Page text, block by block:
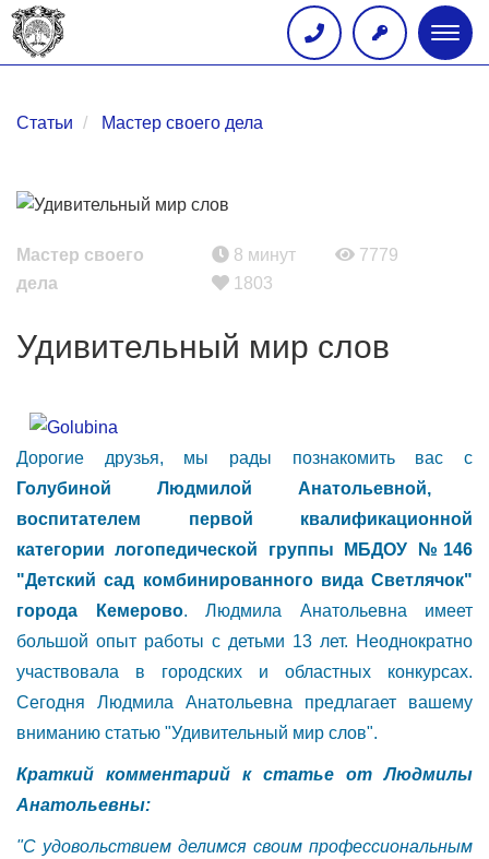
меню
Статьи Мастер своего дела
Мастер своего
дела
8 минут
7779
1803
Удивительный мир слов
Дорогие друзья, мы рады познакомить вас с
Голубиной Людмилой Анатольевной,
воспитателем первой квалификационной
категории логопедической группы МБДОУ №146
"Детский сад комбинированного вида Светлячок"
города Кемерово. Людмила Анатольевна имеет
большой опыт работы с детьми 13 лет. Неоднократно
участвовала в городских и областных конкурсах.
Сегодня Людмила Анатольевна предлагает вашему
вниманию статью "Удивительный мир слов".
Краткий комментарий к статье от Людмилы
Анатольевны:
"С удовольствием делимся своим профессиональным